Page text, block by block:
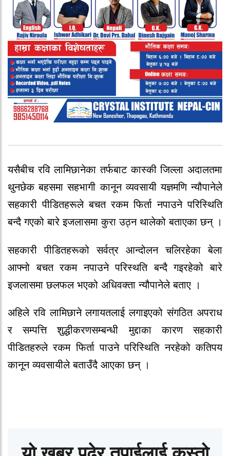
यसैबीच रवि लामिछानेका तर्फबाट कास्की जिल्ला अदालतमा
थुनछेक बहसमा सहभागी कानून व्यवसायी यज्ञमणि न्यौपानेले
सहकारी पीडितहरूले बचत रकम फिर्ता नपाउने परिस्थिति
बन्दै गएको बारे इजलासमा कुरा उठ्न थालेको बताएका छन् ।
सहकारी पीडितहरूको सर्वत्र आन्दोलन चलिरहेका बेला
आफ्नो बचत रकम नपाउने परिस्थति बन्दै गइरहेको बारे
इजलासमा छलफल भएको अधिवक्ता न्यौपानेले बताए ।
अहिले रवि लामिछाने लगायतलाई लगाइएको संगठित अपराध
र सम्पत्ति शुद्धीकरणसम्बन्धी मुद्दाका कारण सहकारी
पीडितहरुले रकम फिर्ता पाउने परिस्थिति नरहेको कतिपय
कानून व्यवसायीले बताउँदै आएका छन् ।